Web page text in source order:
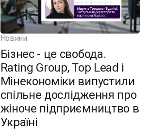
Новини
Бізнес - це свобода.
Rating Group, Top Lead і
Мінекономіки випустили
спільне дослідження про
жіноче підприємництво в
Україні